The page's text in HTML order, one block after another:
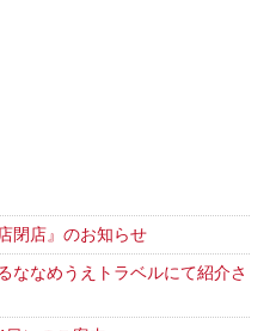
閉店』のお知らせ
ななめうえトラベルにて紹介さ